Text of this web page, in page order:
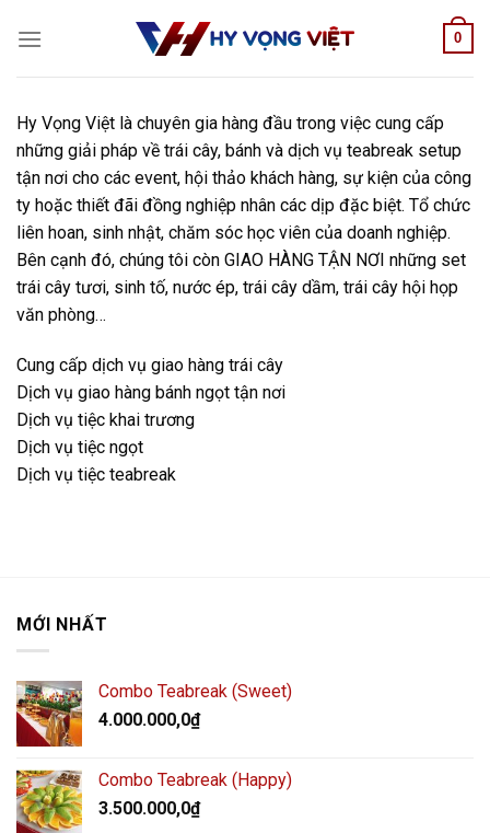
0
Hy Vọng Việt là chuyên gia hàng đầu trong việc cung cấp
những giải pháp về trái cây, bánh và dịch vụ teabreak setup
tận nơi cho các event, hội thảo khách hàng, sự kiện của công
ty hoặc thiết đãi đồng nghiệp nhân các dịp đặc biệt. Tổ chức
liên hoan, sinh nhật, chăm sóc học viên của doanh nghiệp.
Bên cạnh đó, chúng tôi còn GIAO HÀNG TẬN NƠI những set
trái cây tươi, sinh tố, nước ép, trái cây dầm, trái cây hội họp
văn phòng…
Cung cấp dịch vụ giao hàng trái cây
Dịch vụ giao hàng bánh ngọt tận nơi
Dịch vụ tiệc khai trương
Dịch vụ tiệc ngọt
Dịch vụ tiệc teabreak
MỚI NHẤT
Combo Teabreak (Sweet)
4.000.000,0₫
Combo Teabreak (Happy)
3.500.000,0₫